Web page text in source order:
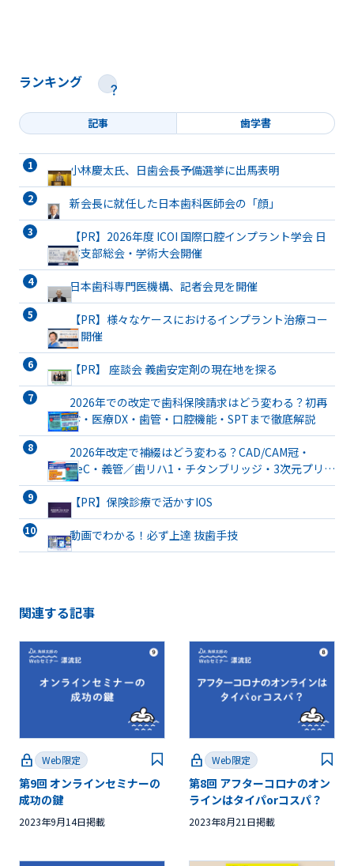
ランキング
記事 歯学書
小林慶太氏、日歯会長予備選挙に出馬表明
新会長に就任した日本歯科医師会の「顔」
【PR】2026年度 ICOI 国際口腔インプラント学会 日
本支部総会・学術大会開催
日本歯科専門医機構、記者会見を開催
【PR】様々なケースにおけるインプラント治療コー
ス開催
【PR】 座談会 義歯安定剤の現在地を探る
2026年での改定で歯科保険請求はどう変わる？初再
診・医療DX・歯管・口腔機能・SPTまで徹底解説
2026年改定で補綴はどう変わる？CAD/CAM冠・
TeC・義管／歯リハ1・チタンブリッジ・3次元プリン
ト有床義歯まで詳解
【PR】保険診療で活かすIOS
動画でわかる！必ず上達 抜歯手技
関連する記事
Web限定
第9回 オンラインセミナーの
成功の鍵
2023年9月14日掲載
Web限定
第8回 アフターコロナのオン
ラインはタイパorコスパ？
2023年8月21日掲載